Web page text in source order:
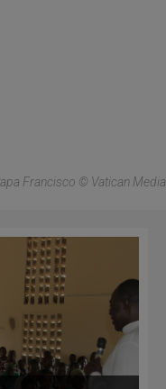
Francisco © Vatican Media